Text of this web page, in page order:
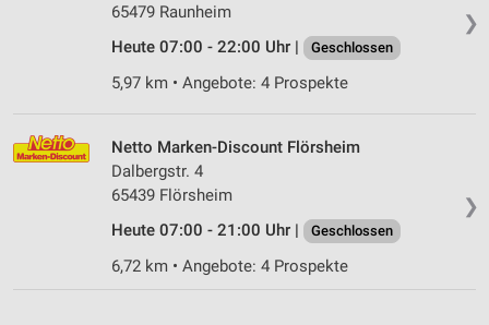
❯
65479 Raunheim
Heute 07:00 - 22:00 Uhr |
Geschlossen
5,97 km • Angebote: 4 Prospekte
❯
Netto Marken-Discount Flörsheim
Dalbergstr. 4
65439 Flörsheim
Heute 07:00 - 21:00 Uhr |
Geschlossen
6,72 km • Angebote: 4 Prospekte